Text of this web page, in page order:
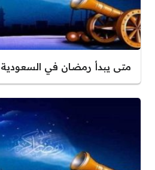
متى يبدأ رمضان في السعودية 1447 – 2026